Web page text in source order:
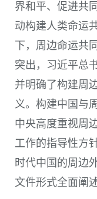
界和平、促进共
动构建人类命运
下，周边命运共
突出，习近平总
并明确了构建周
义。构建中国与
中央高度重视周
工作的指导性方
时代中国的周边
文件形式全面阐